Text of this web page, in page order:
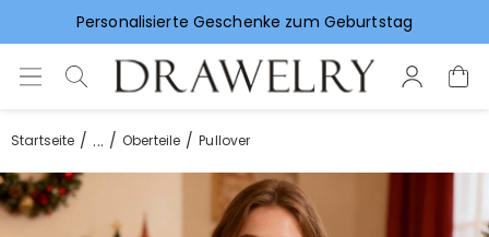
Personalisierte Geschenke zum Geburtstag
Vorlieben für Hochzeitsgeschenke
Startseite ... Oberteile Pullover